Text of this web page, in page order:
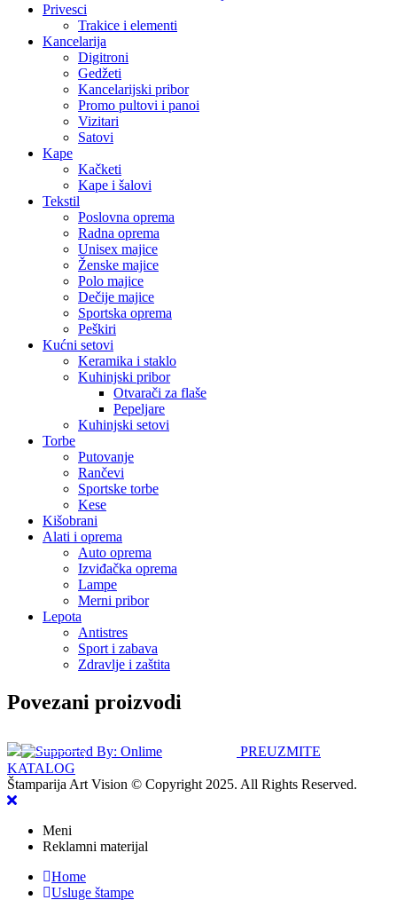
Privesci
Trakice i elementi
Kancelarija
Digitroni
Gedžeti
Kancelarijski pribor
Promo pultovi i panoi
Vizitari
Satovi
Kape
Kačketi
Kape i šalovi
Tekstil
Poslovna oprema
Radna oprema
Unisex majice
Ženske majice
Polo majice
Dečije majice
Sportska oprema
Peškiri
Kućni setovi
Keramika i staklo
Kuhinjski pribor
Otvarači za flaše
Pepeljare
Kuhinjski setovi
Torbe
Putovanje
Rančevi
Sportske torbe
Kese
Kišobrani
Alati i oprema
Auto oprema
Izviđačka oprema
Lampe
Merni pribor
Lepota
Antistres
Sport i zabava
Zdravlje i zaštita
Povezani proizvodi
PREUZMITE
KATALOG
Štamparija Art Vision © Copyright 2025. All Rights Reserved.
Meni
Reklamni materijal
Home
Usluge štampe